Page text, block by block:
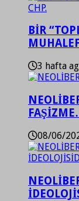
BİR
3 hafta
08/06/